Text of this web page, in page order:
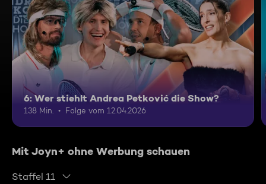
6: Wer stiehlt Andrea Petković die Show?
138 Min. Folge vom 12.04.2026
Mit Joyn+ ohne Werbung schauen
Staffel 11